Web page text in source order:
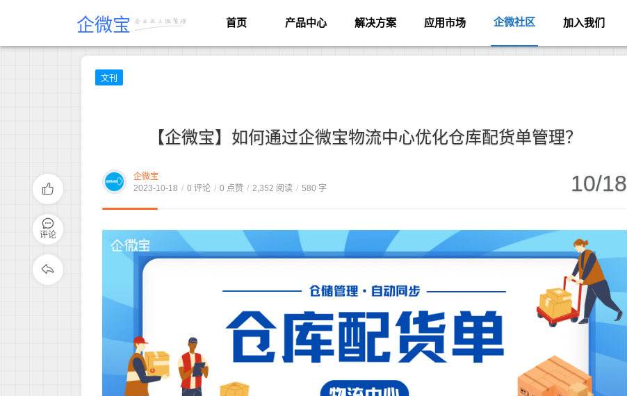
企微宝 首页 产品中心 解决方案 应用市场 企微社区 加入我们
文刊
【企微宝】如何通过企微宝物流中心优化仓库配货单管理？
企微宝
2023-10-18 / 0 评论 / 0 点赞 / 2,352 阅读 / 580 字 10/18
评论